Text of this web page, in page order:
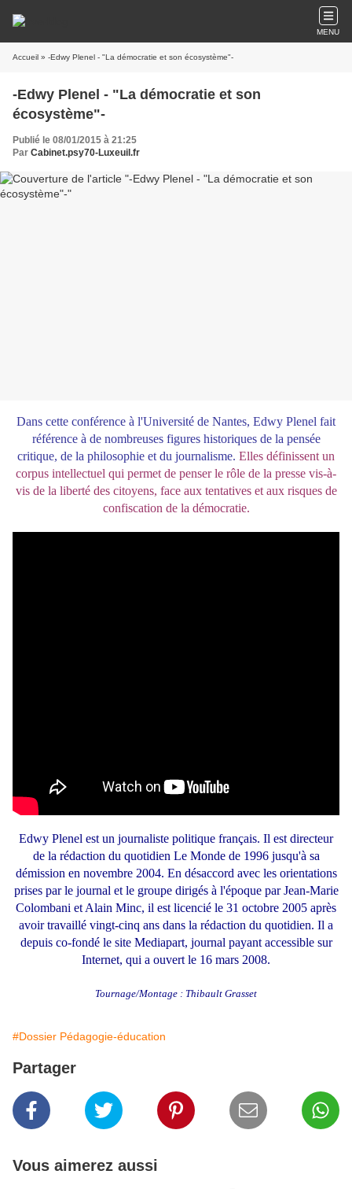
MENU
Accueil » -Edwy Plenel - "La démocratie et son écosystème"-
-Edwy Plenel - "La démocratie et son
écosystème"-
Publié le 08/01/2015 à 21:25
Par Cabinet.psy70-Luxeuil.fr
Dans cette conférence à l'Université de Nantes, Edwy Plenel fait
référence à de nombreuses figures historiques de la pensée
critique, de la philosophie et du journalisme. Elles définissent un
corpus intellectuel qui permet de penser le rôle de la presse vis-à-
vis de la liberté des citoyens, face aux tentatives et aux risques de
confiscation de la démocratie.
Edwy Plenel est un journaliste politique français. Il est directeur
de la rédaction du quotidien Le Monde de 1996 jusqu'à sa
démission en novembre 2004. En désaccord avec les orientations
prises par le journal et le groupe dirigés à l'époque par Jean-Marie
Colombani et Alain Minc, il est licencié le 31 octobre 2005 après
avoir travaillé vingt-cinq ans dans la rédaction du quotidien. Il a
depuis co-fondé le site Mediapart, journal payant accessible sur
Internet, qui a ouvert le 16 mars 2008.
Tournage/Montage : Thibault Grasset
#Dossier Pédagogie-éducation
Partager
Vous aimerez aussi